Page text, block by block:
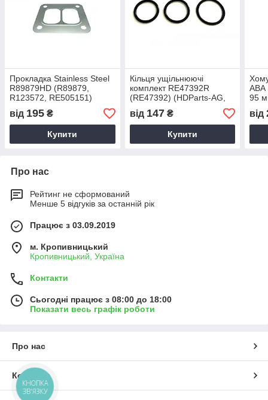
Прокладка Stainless Steel
R89879HD (R89879,
R123572, RE505151)
(HDParts-AG, США)
від 195 ₴
Купити
Кільця ущільнюючі
комплект RE47392R
(RE47392) (HDParts-AG,
США)
від 147₴
Купити
95
від
Про нас
Рейтинг не сформований
Менше 5 відгуків за останній рік
Працює з 03.09.2019
м. Кропивницький
Кропивницький, Україна
Контакти
Сьогодні працює з 08:00 до 18:00
Показати весь графік роботи
Про нас
Контакти
КНОПКА
ЗВ'ЯЗКУ